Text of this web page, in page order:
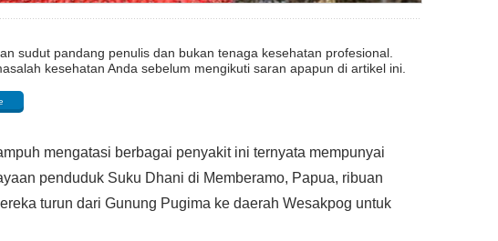
sudut pandang penulis dan bukan tenaga kesehatan profesional.
kesehatan Anda sebelum mengikuti saran apapun di artikel ini.
mengatasi berbagai penyakit ini ternyata mempunyai
penduduk Suku Dhani di Memberamo, Papua, ribuan
turun dari Gunung Pugima ke daerah Wesakpog untuk